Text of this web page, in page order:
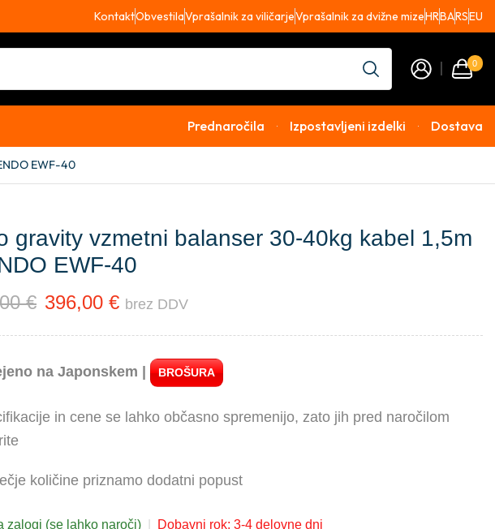
KontaktObvestilaVprašalnik za viličarjeVprašalnik za dvižne mizeHRBARSEU
0
Prednaročila Izpostavljeni izdelki Dostava
EWF-40
gravity vzmetni balanser 30-40kg kabel 1,5m
EWF-40
€ 396,00 € brez DDV
na Japonskem | BROŠURA
in cene se lahko občasno spremenijo, zato jih pred naročilom
količine priznamo dodatni popust
zalogi (se lahko naroči) Dobavni rok: 3-4 delovne dni